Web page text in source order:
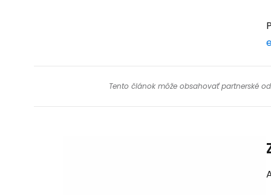
Tento článok môže obsahovať partnerské